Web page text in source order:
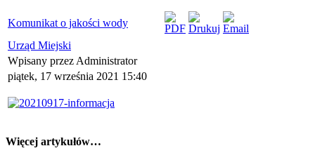
Komunikat o jakości wody
Urząd Miejski
Wpisany przez Administrator
piątek, 17 września 2021 15:40
Więcej artykułów…